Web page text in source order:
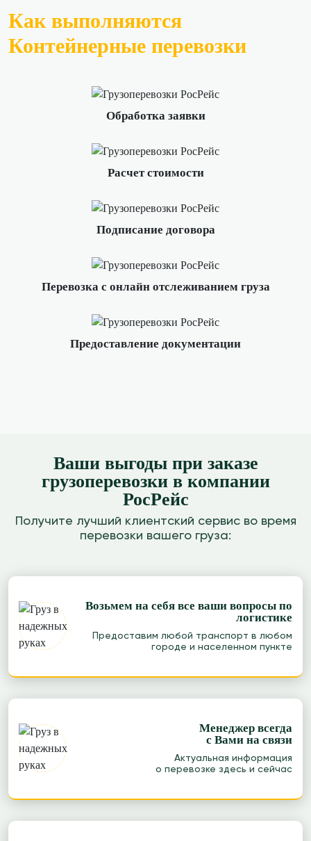
Как выполняются
Контейнерные перевозки
Обработка заявки
Расчет стоимости
Подписание договора
Перевозка с онлайн отслеживанием груза
Предоставление документации
Ваши выгоды при заказе
грузоперевозки в компании
РосРейс
Получите лучший клиентский сервис во время
перевозки вашего груза:
Возьмем на себя все ваши вопросы по
логистике
Предоставим любой транспорт в любом
городе и населенном пункте
Менеджер всегда
с Вами на связи
Актуальная информация
о перевозке здесь и сейчас